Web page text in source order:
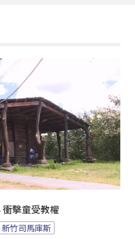
衝擊童受教權
新竹司馬庫斯